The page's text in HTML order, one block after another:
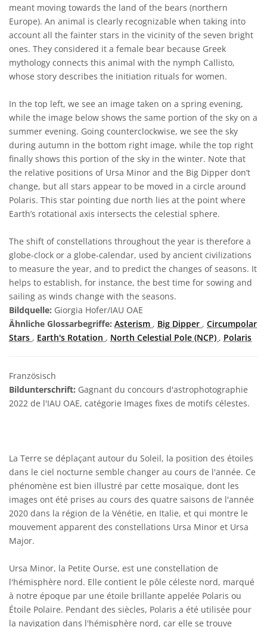
meant moving towards the land of the bears (northern
Europe). An animal is clearly recognizable when taking into
account all the fainter stars in the vicinity of the seven bright
ones. They considered it a female bear because Greek
mythology connects this animal with the nymph Callisto,
whose story describes the initiation rituals for women.
In the top left, we see an image taken on a spring evening,
while the image below shows the same portion of the sky on a
summer evening. Going counterclockwise, we see the sky
during autumn in the bottom right image, while the top right
finally shows this portion of the sky in the winter. Note that
the relative positions of Ursa Minor and the Big Dipper don’t
change, but all stars appear to be moved in a circle around
Polaris. This star pointing due north lies at the point where
Earth’s rotational axis intersects the celestial sphere.
The shift of constellations throughout the year is therefore a
globe-clock or a globe-calendar, used by ancient civilizations
to measure the year, and to predict the changes of seasons. It
helps to establish, for instance, the best time for sowing and
sailing as winds change with the seasons.
Bildquelle: Giorgia Hofer/IAU OAE
Ähnliche Glossarbegriffe: Asterism , Big Dipper , Circumpolar
Stars , Earth's Rotation , North Celestial Pole (NCP) , Polaris
Französisch
Bildunterschrift: Gagnant du concours d'astrophotographie
2022 de l'IAU OAE, catégorie Images fixes de motifs célestes.
La Terre se déplaçant autour du Soleil, la position des étoiles
dans le ciel nocturne semble changer au cours de l'année. Ce
phénomène est bien illustré par cette mosaïque, dont les
images ont été prises au cours des quatre saisons de l'année
2020 dans la région de la Vénétie, en Italie, et qui montre le
mouvement apparent des constellations Ursa Minor et Ursa
Major.
Ursa Minor, la Petite Ourse, est une constellation de
l'hémisphère nord. Elle contient le pôle céleste nord, marqué
à notre époque par une étoile brillante appelée Polaris ou
Étoile Polaire. Pendant des siècles, Polaris a été utilisée pour
la navigation dans l'hémisphère nord, car elle se trouve